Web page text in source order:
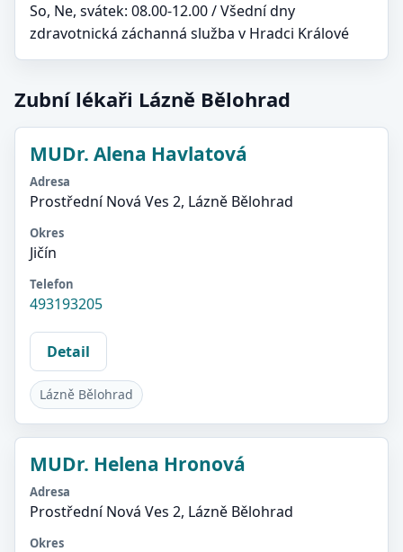
So, Ne, svátek: 08.00-12.00 / Všední dny
zdravotnická záchanná služba v Hradci Králové
Zubní lékaři Lázně Bělohrad
MUDr. Alena Havlatová
Adresa
Prostřední Nová Ves 2, Lázně Bělohrad
Okres
Jičín
Telefon
493193205
Detail
Lázně Bělohrad
MUDr. Helena Hronová
Adresa
Prostřední Nová Ves 2, Lázně Bělohrad
Okres